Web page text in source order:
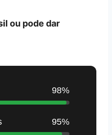
ou pode dar
98%
95%